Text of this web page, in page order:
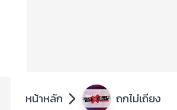
หน้าหลัก ถกไม่เถียง